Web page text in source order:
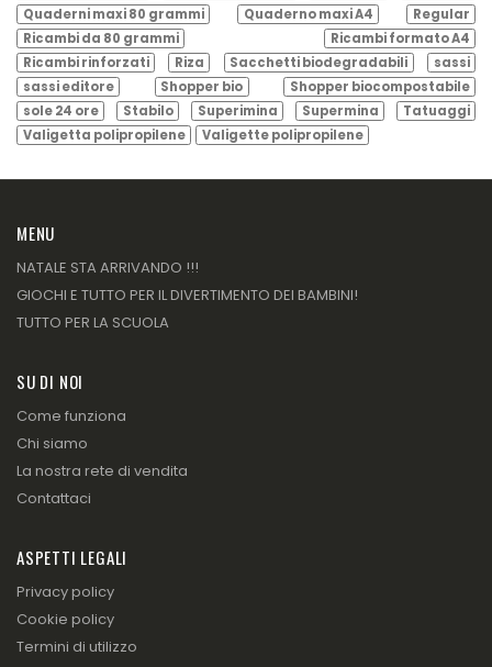
Quaderni maxi 80 grammi
Quaderno maxi A4
Regular
Ricambi da 80 grammi
Ricambi formato A4
Ricambi rinforzati
Riza Sacchetti biodegradabili
sassi
sassi editore
Shopper bio
Shopper biocompostabile
sole 24 ore
Stabilo Superimina Supermina
Tatuaggi
Valigetta polipropilene
Valigette polipropilene
MENU
NATALE STA ARRIVANDO !!!
GIOCHI E TUTTO PER IL DIVERTIMENTO DEI BAMBINI!
TUTTO PER LA SCUOLA
SU DI NOI
Come funziona
Chi siamo
La nostra rete di vendita
Contattaci
ASPETTI LEGALI
Privacy policy
Cookie policy
Termini di utilizzo